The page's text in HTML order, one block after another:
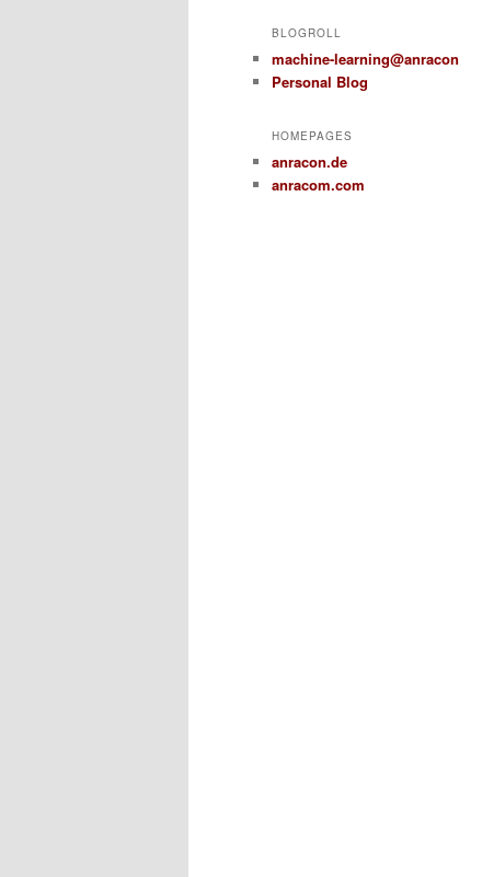
BLOGROLL
machine-learning@anracon
Personal Blog
HOMEPAGES
anracon.de
anracom.com